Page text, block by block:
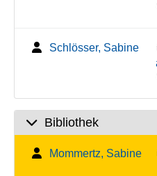
Schlösser, Sabine
Bibliothek
Mommertz, Sabine